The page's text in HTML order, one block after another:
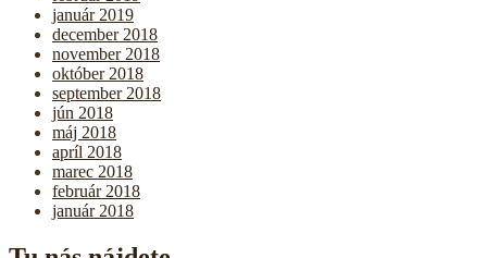
január 2019
december 2018
november 2018
október 2018
september 2018
jún 2018
máj 2018
apríl 2018
marec 2018
február 2018
január 2018